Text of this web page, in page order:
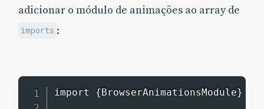
adicionar o módulo de animações ao array de
imports :
import {BrowserAnimationsModule}